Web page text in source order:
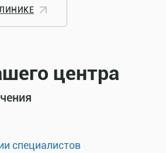
центра
специалистов